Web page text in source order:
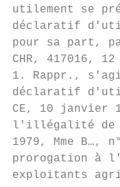
utilement se
déclaratif
pour sa part,
CHR, 417016,
1. Rappr.,
déclaratif
CE, 10 janvier
l'illégalité de
1979, Mme
prorogation à
exploitants